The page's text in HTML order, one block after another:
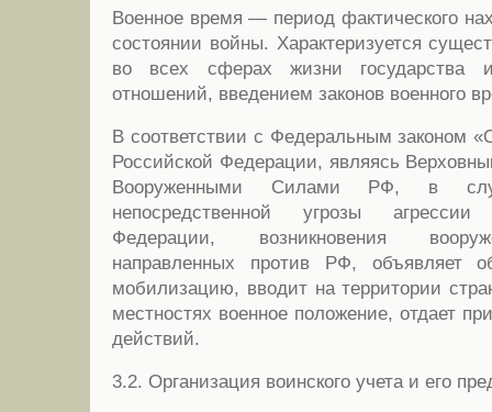
Военное время — период фактического
состоянии войны. Характеризуется
во всех сферах жизни государства и
отношений, введением законов военного
В соответствии с Федеральным законом
Российской Федерации, являясь
Вооруженными Силами РФ, в
непосредственной угрозы
Федерации, возникновения
направленных против РФ, объявляет
мобилизацию, вводит на территории
местностях военное положение, отдает
действий.
3.2. Организация воинского учета и его